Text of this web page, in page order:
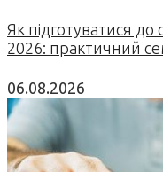
Як підготуватися
2026: практичний
06.08.2026